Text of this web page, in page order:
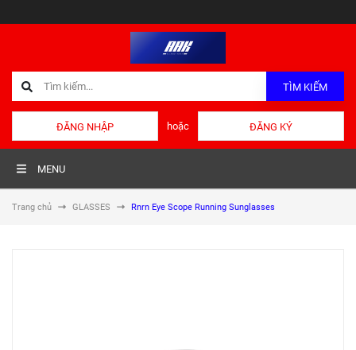
TÌM KIẾM
ĐĂNG NHẬP hoặc ĐĂNG KÝ
MENU
Trang chủ GLASSES Rnrn Eye Scope Running Sunglasses